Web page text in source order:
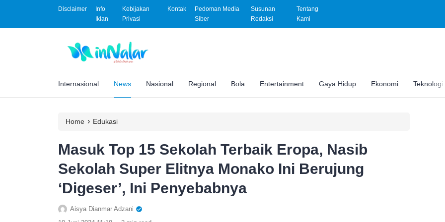
Disclaimer
Info
Iklan
Kebijakan
Privasi
Kontak
Pedoman Media
Siber
Susunan
Redaksi
Tentang
Kami
Internasional News Nasional Regional Bola Entertainment Gaya Hidup Ekonomi Teknologi
Home › Edukasi
Masuk Top 15 Sekolah Terbaik Eropa, Nasib
Sekolah Super Elitnya Monako Ini Berujung
‘Digeser’, Ini Penyebabnya
Aisya Dianmar Adzani